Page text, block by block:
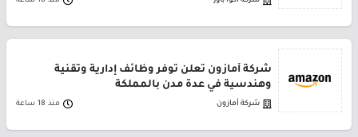
شركة أمازون تعلن توفر وظائف إدارية وتقنية
وهندسية في عدة مدن بالمملكة
شركة أمازون منذ 18 ساعة